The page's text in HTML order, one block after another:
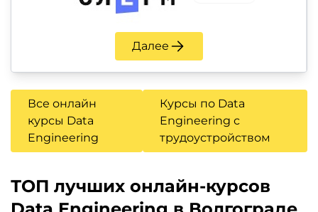
Далее
Все онлайн
курсы Data
Engineering
Курсы по Data
Engineering с
трудоустройством
ТОП лучших онлайн-курсов